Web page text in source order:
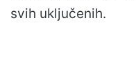
svih uključenih.